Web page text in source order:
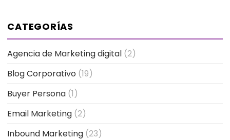
CATEGORÍAS
Agencia de Marketing digital (2)
Blog Corporativo (19)
Buyer Persona (1)
Email Marketing (2)
Inbound Marketing (23)